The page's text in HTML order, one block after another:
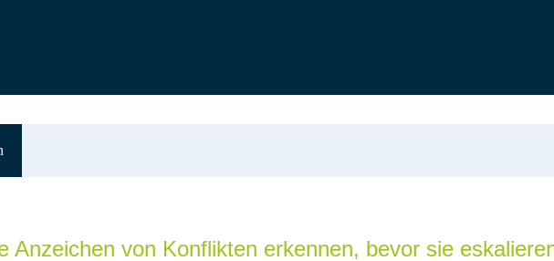
Anzeichen von Konflikten erkennen, bevor sie